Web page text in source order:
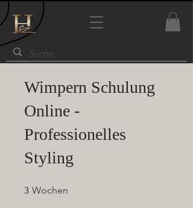
Wimpern Schulung
Online -
Professionelles
Styling
3 Wochen